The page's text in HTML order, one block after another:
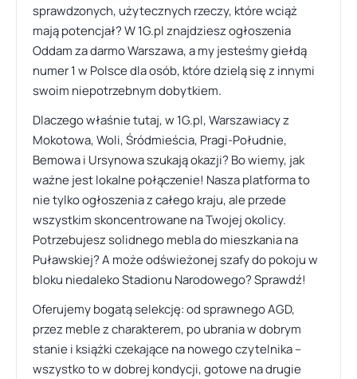
sprawdzonych, użytecznych rzeczy, które wciąż
mają potencjał? W 1G.pl znajdziesz ogłoszenia
Oddam za darmo Warszawa, a my jesteśmy giełdą
numer 1 w Polsce dla osób, które dzielą się z innymi
swoim niepotrzebnym dobytkiem.
Dlaczego właśnie tutaj, w 1G.pl, Warszawiacy z
Mokotowa, Woli, Śródmieścia, Pragi-Południe,
Bemowa i Ursynowa szukają okazji? Bo wiemy, jak
ważne jest lokalne połączenie! Nasza platforma to
nie tylko ogłoszenia z całego kraju, ale przede
wszystkim skoncentrowane na Twojej okolicy.
Potrzebujesz solidnego mebla do mieszkania na
Puławskiej? A może odświeżonej szafy do pokoju w
bloku niedaleko Stadionu Narodowego? Sprawdź!
Oferujemy bogatą selekcję: od sprawnego AGD,
przez meble z charakterem, po ubrania w dobrym
stanie i książki czekające na nowego czytelnika –
wszystko to w dobrej kondycji, gotowe na drugie